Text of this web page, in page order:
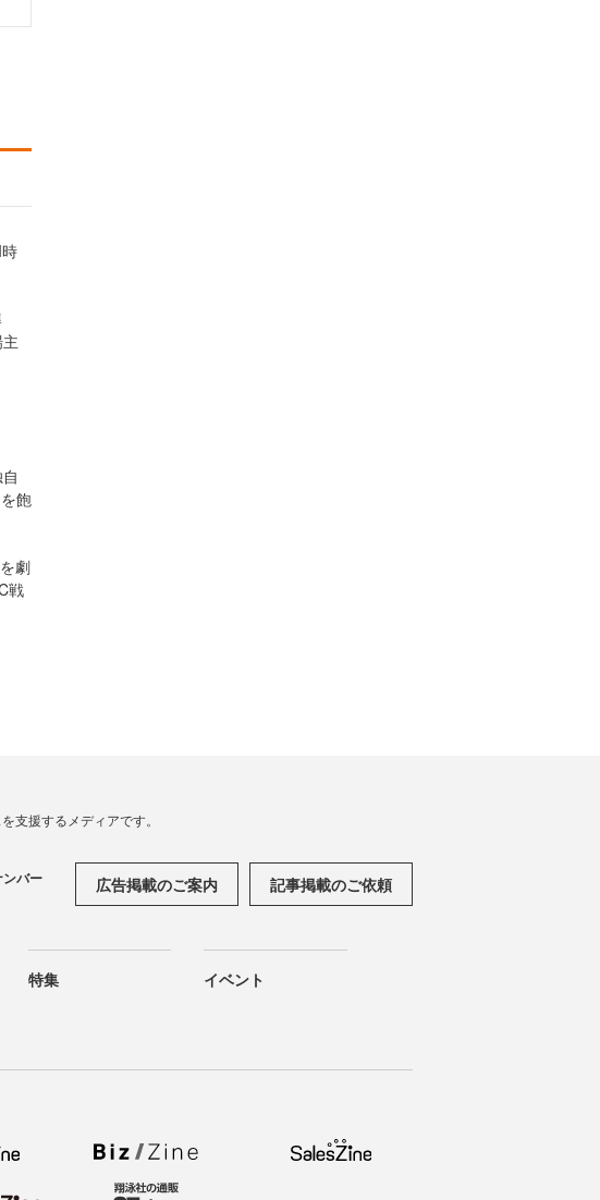
飽
劇
戦
支援するメディアです。
バー 広告掲載のご案内 記事掲載のご依頼
特集 イベント